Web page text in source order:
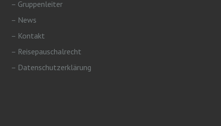
– Gruppenleiter
– News
– Kontakt
– Reisepauschalrecht
– Datenschutzerklärung